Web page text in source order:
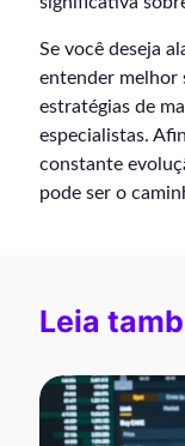
Se você deseja
entender melhor
estratégias de
especialistas.
constante
pode ser o
Leia